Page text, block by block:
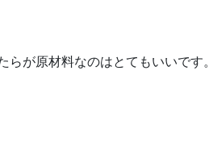
が原材料なのはとてもいいです。